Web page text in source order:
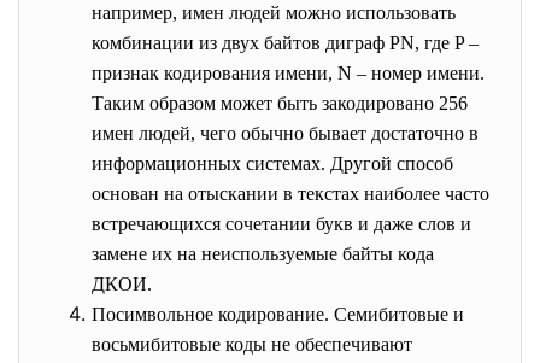
например, имен людей можно использовать
комбинации из двух байтов диграф PN, где P –
признак кодирования имени, N – номер имени.
Таким образом может быть закодировано 256
имен людей, чего обычно бывает достаточно в
информационных системах. Другой способ
основан на отыскании в текстах наиболее часто
встречающихся сочетании букв и даже слов и
замене их на неиспользуемые байты кода
ДКОИ.
Посимвольное кодирование. Семибитовые и
восьмибитовые коды не обеспечивают